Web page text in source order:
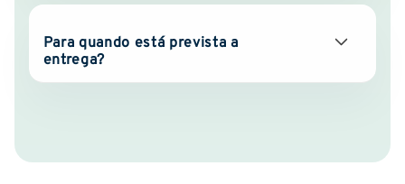
Para quando está prevista a
entrega?